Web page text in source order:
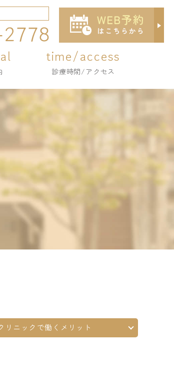
ンス
物
療
time/access
診療時間/アクセス
ナンス
物
time/access
診療時間/アクセス
リニックで働くメリット